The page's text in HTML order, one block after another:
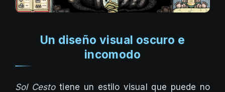
Un diseño visual oscuro e
incomodo
Sol Cestotiene un estilo visual que puede no